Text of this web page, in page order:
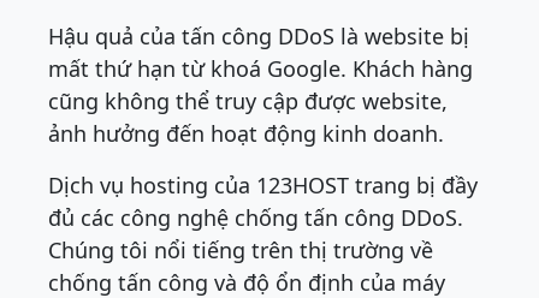
Hậu quả của tấn công DDoS là website bị
mất thứ hạn từ khoá Google. Khách hàng
cũng không thể truy cập được website,
ảnh hưởng đến hoạt động kinh doanh.
Dịch vụ hosting của 123HOST trang bị đầy
đủ các công nghệ chống tấn công DDoS.
Chúng tôi nổi tiếng trên thị trường về
chống tấn công và độ ổn định của máy